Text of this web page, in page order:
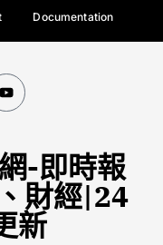
Documentation
-即時報
財經|24
新